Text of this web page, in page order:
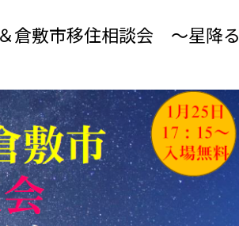
倉敷市移住相談会 ～星降る